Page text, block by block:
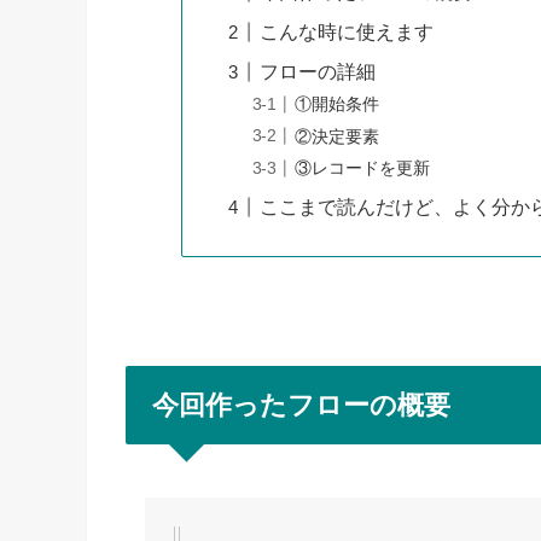
こんな時に使えます
フローの詳細
①開始条件
②決定要素
③レコードを更新
ここまで読んだけど、よく分か
今回作ったフローの概要